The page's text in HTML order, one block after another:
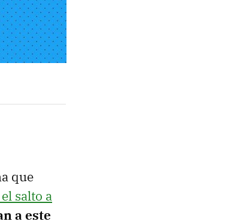
que
salto a
a este